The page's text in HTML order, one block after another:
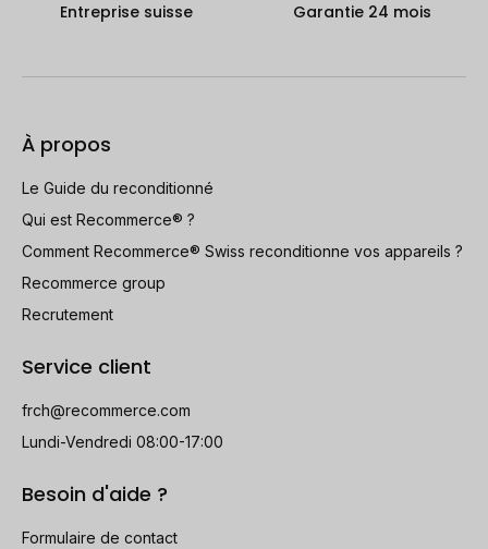
Entreprise suisse Garantie 24 mois
À propos
Le Guide du reconditionné
Qui est Recommerce® ?
Comment Recommerce® Swiss reconditionne vos appareils ?
Recommerce group
Recrutement
Service client
frch@recommerce.com
Lundi-Vendredi 08:00-17:00
Besoin d'aide ?
Formulaire de contact